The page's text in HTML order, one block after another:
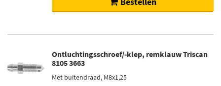
Ontluchtingsschroef/-klep, remklauw Triscan
8105 3663
Met buitendraad, M8x1,25